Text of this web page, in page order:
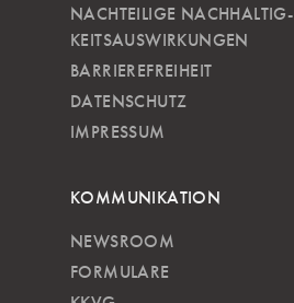
NACHTEILIGE NACH­HALTIG­
KEITSAUSWIRKUNGEN
BARRIEREFREIHEIT
DATENSCHUTZ
IMPRESSUM
KOMMUNIKATION
NEWSROOM
FORMULARE